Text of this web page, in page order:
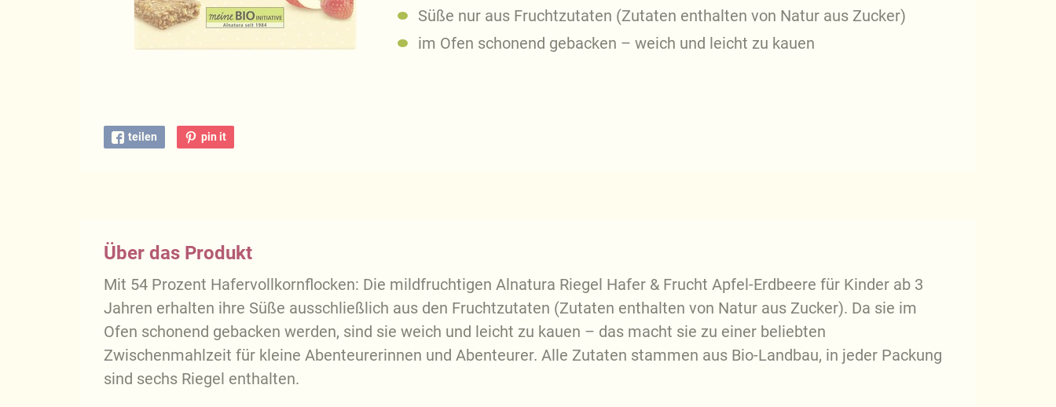
Süße nur aus Fruchtzutaten (Zutaten enthalten von Natur aus Zucker)
im Ofen schonend gebacken – weich und leicht zu kauen
teilen pin it
Über das Produkt
Mit 54 Prozent Hafervollkornflocken: Die mildfruchtigen Alnatura Riegel Hafer & Frucht Apfel-Erdbeere für Kinder ab 3
Jahren erhalten ihre Süße ausschließlich aus den Fruchtzutaten (Zutaten enthalten von Natur aus Zucker). Da sie im
Ofen schonend gebacken werden, sind sie weich und leicht zu kauen – das macht sie zu einer beliebten
Zwischenmahlzeit für kleine Abenteurerinnen und Abenteurer. Alle Zutaten stammen aus Bio-Landbau, in jeder Packung
sind sechs Riegel enthalten.